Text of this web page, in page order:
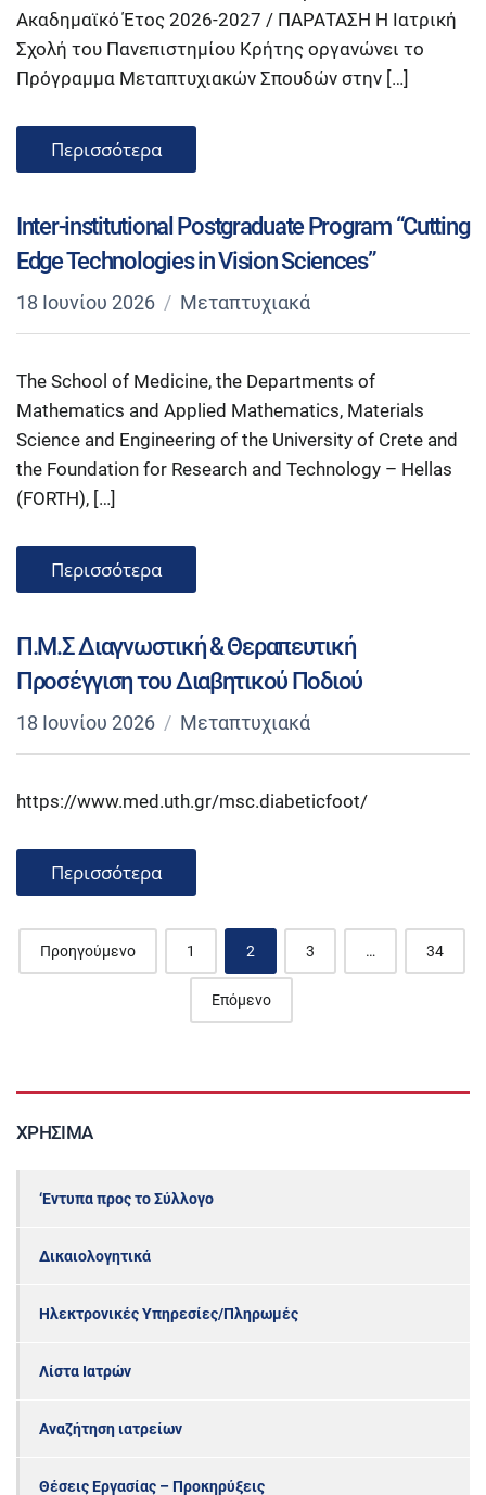
Ακαδημαϊκό Έτος 2026-2027 / ΠΑΡΑΤΑΣΗ Η Ιατρική
Σχολή του Πανεπιστημίου Κρήτης οργανώνει το
Πρόγραμμα Μεταπτυχιακών Σπουδών στην […]
Περισσότερα
Inter-institutional Postgraduate Program “Cutting
Edge Technologies in Vision Sciences”
18 Ιουνίου 2026 Μεταπτυχιακά
The School of Medicine, the Departments of
Mathematics and Applied Mathematics, Materials
Science and Engineering of the University of Crete and
the Foundation for Research and Technology – Hellas
(FORTH), […]
Περισσότερα
Π.Μ.Σ Διαγνωστική & Θεραπευτική
Προσέγγιση του Διαβητικού Ποδιού
18 Ιουνίου 2026 Μεταπτυχιακά
https://www.med.uth.gr/msc.diabeticfoot/
Περισσότερα
Posts
navigation
Προηγούμενο 1 2 3 … 34
Επόμενο
ΧΡΉΣΙΜΑ
‘Εντυπα προς το Σύλλογο
Δικαιολογητικά
Ηλεκτρονικές Υπηρεσίες/Πληρωμές
Λίστα Ιατρών
Αναζήτηση ιατρείων
Θέσεις Εργασίας – Προκηρύξεις